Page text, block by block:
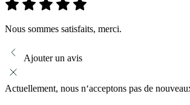
Nous sommes satisfaits, merci.
Ajouter un avis
Actuellement, nous n‘acceptons pas de